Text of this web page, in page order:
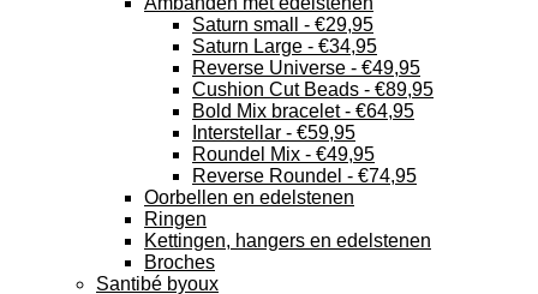
Saturn small - €29,95
Saturn Large - €34,95
Reverse Universe - €49,95
Cushion Cut Beads - €89,95
Bold Mix bracelet - €64,95
Interstellar - €59,95
Roundel Mix - €49,95
Reverse Roundel - €74,95
Oorbellen en edelstenen
Ringen
Kettingen, hangers en edelstenen
Broches
Santibé byoux